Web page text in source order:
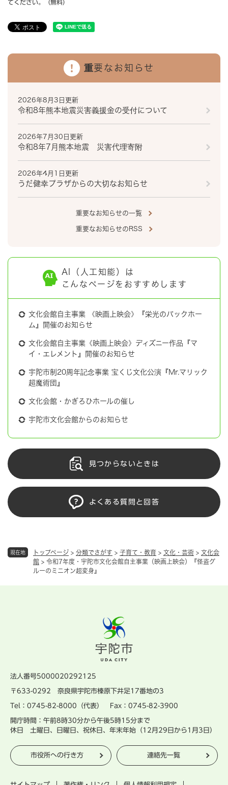
現在地 トップページ > 分類でさがす > 子育て・教育 > 文化・芸術 > 文化会
館 > 令和7年度・宇陀市文化会館自主事業（映画上映会）『怪盗グ
ルーのミニオン超変身』
てください。（無料）
重要なお知らせ
2026年8月3日更新
令和8年熊本地震災害義援金の受付について
2026年7月30日更新
令和8年7月熊本地震 災害代理寄附
2026年4月1日更新
うだ健幸プラザからの大切なお知らせ
重要なお知らせの一覧
重要なお知らせのRSS
AI（人工知能）は
こんなページをおすすめします
文化会館自主事業 《映画上映会》『栄光のバックホー
ム』開催のお知らせ
文化会館自主事業《映画上映会》ディズニー作品『マ
イ・エレメント』開催のお知らせ
宇陀市制20周年記念事業 宝くじ文化公演『Mr.マリック
超魔術団』
文化会館・かぎろひホールの催し
宇陀市文化会館からのお知らせ
見つからないときは
よくある質問と回答
法人番号5000020292125
〒633-0292 奈良県宇陀市榛原下井足17番地の3
Tel：0745-82-8000（代表） Fax：0745-82-3900
開庁時間：午前8時30分から午後5時15分まで
休日 土曜日、日曜日、祝休日、年末年始（12月29日から1月3日）
市役所への行き方 連絡先一覧